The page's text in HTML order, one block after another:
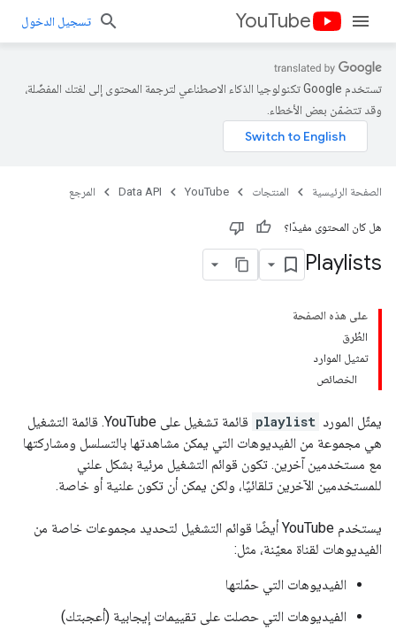
YouTube تسجيل الدخول
تستخدم Google تكنولوجيا الذكاء الاصطناعي لترجمة المحتوى إلى لغتك المفضّلة،
وقد تتضمّن بعض الأخطاء.
الصفحة الرئيسية المنتجات YouTube
Data API المرجع
هل كان المحتوى مفيدًا؟
Playlists
على هذه الصفحة
الطُرق
تمثيل الموارد
الخصائص
يمثّل المورد playlist
قائمة تشغيل على YouTube. قائمة التشغيل
هي مجموعة من الفيديوهات التي يمكن مشاهدتها بالتسلسل ومشاركتها
مع مستخدمين آخرين. تكون قوائم التشغيل مرئية بشكل علني
للمستخدمين الآخرين تلقائيًا، ولكن يمكن أن تكون علنية أو خاصة.
يستخدم YouTube أيضًا قوائم التشغيل لتحديد مجموعات خاصة من
الفيديوهات لقناة معيّنة، مثل:
الفيديوهات التي حمّلتها
الفيديوهات التي حصلت على تقييمات إيجابية (أعجبتك)